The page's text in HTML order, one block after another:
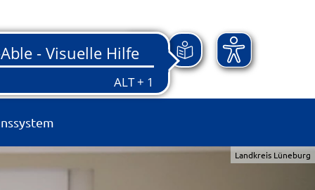
Landkreis Lüneburg